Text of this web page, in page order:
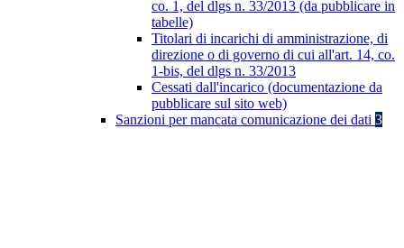
co. 1, del dlgs n. 33/2013 (da pubblicare in
tabelle)
Titolari di incarichi di amministrazione, di
direzione o di governo di cui all'art. 14, co.
1-bis, del dlgs n. 33/2013
Cessati dall'incarico (documentazione da
pubblicare sul sito web)
Sanzioni per mancata comunicazione dei dati 3